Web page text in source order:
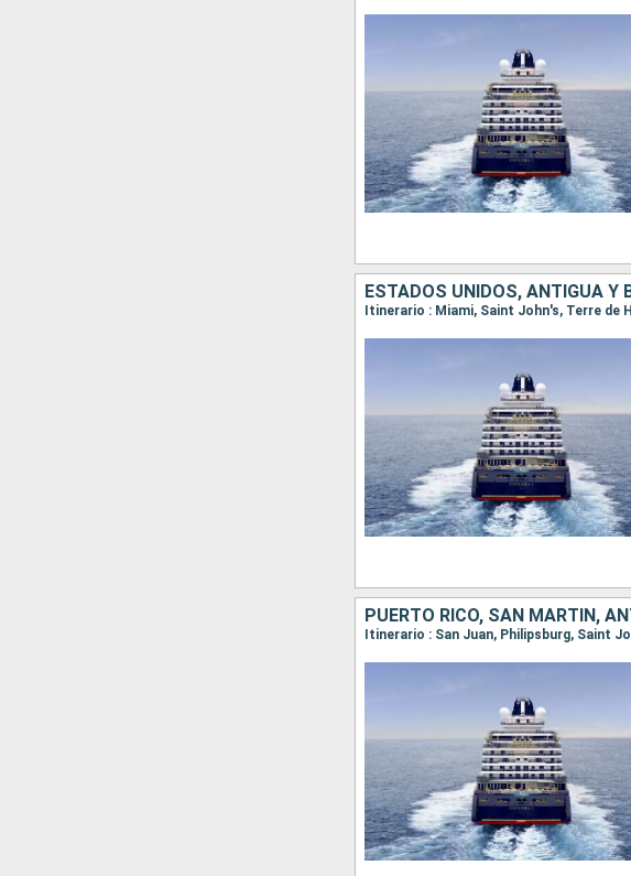
ESTADOS UNIDOS, ANTIGUA Y
Itinerario : Miami, Saint John's, Terre de
PUERTO RICO, SAN MARTÍN,
Itinerario : San Juan, Philipsburg, Saint